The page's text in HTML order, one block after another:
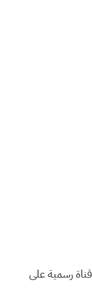
رسمية على